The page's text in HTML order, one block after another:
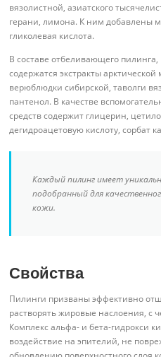
вязолистной, азиатского
герани, лимона. К ним добавлены
гликолевая кислота.
В составе отбеливающего
содержатся экстракты
верюблюдки сибирской, таволги
пантенол. В качестве
средств содержит глицерин,
дегидроацетовую кислоту, сорбат
Каждый пилинг имеет
подобранный для
кожи.
Свойства
Пилинги призваны эффективно
растворять жировые наслоения, с
Комплекс альфа- и бета-гидрокси
воздействие на эпителий, не